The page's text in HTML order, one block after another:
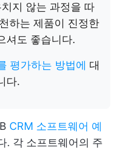
지 않는 과정을 따
하는 제품이 진정한
셔도 좋습니다.
평가하는 방법에 대
다.
CRM 소프트웨어 예
. 각 소프트웨어의 주